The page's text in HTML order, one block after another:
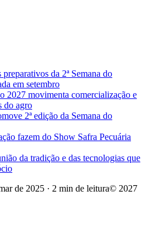
da 2ª Semana do
em setembro
2027 movimenta comercialização e
do agro
2ª edição da Semana do
fazem do Show Safra Pecuária
da tradição e das tecnologias que
de 2025 · 2 min de leitura© 2027